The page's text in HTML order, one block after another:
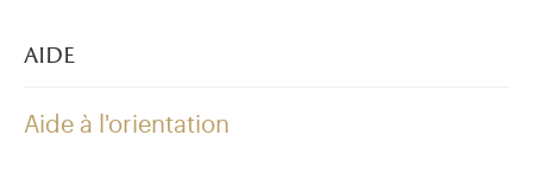
aide
Aide à l'orientation